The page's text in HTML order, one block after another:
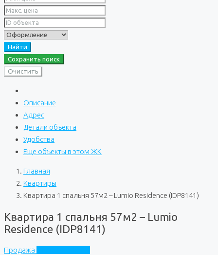
Найти
Сохранить поиск
Очистить
Описание
Адрес
Детали объекта
Удобства
Еще объекты в этом ЖК
Главная
Квартиры
Квартира 1 спальня 57м2 – Lumio Residence (IDP8141)
Квартира 1 спальня 57м2 – Lumio
Residence (IDP8141)
Продажа